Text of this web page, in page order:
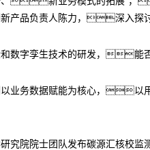
新产品负责人陈力，深入
和数字孪生技术的研发，能
务数据赋能为核心，以
究院院士团队发布碳源汇核校